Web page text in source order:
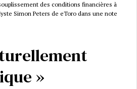
des conditions financières à
Simon Peters de eToro dans une note
»